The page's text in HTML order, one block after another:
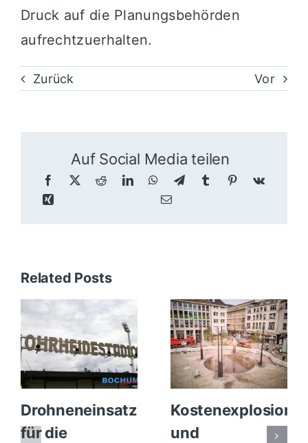
Druck auf die Planungsbehörden
aufrechtzuerhalten.
Zurück Vor
Auf Social Media teilen
Related Posts
Drohneneinsatz
für die
Kostenexplosion
und